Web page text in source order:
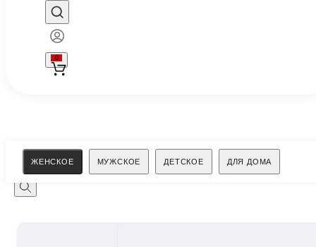
0
ЖЕНСКОЕ МУЖСКОЕ ДЕТСКОЕ ДЛЯ ДОМА
Поиск